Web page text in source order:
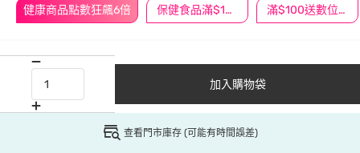
健康商品點數狂飆6倍 保健食品滿$1200送$100 滿$100送數位印花
加入購物袋
查看門市庫存 (可能有時間誤差)